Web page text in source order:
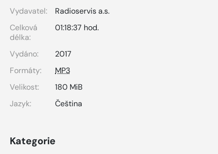
Vydavatel:
Radioservis a.s.
Celková
délka:
01:18:37 hod.
Vydáno:
2017
Formáty:
MP3
Velikost:
180 MiB
Jazyk:
Čeština
Kategorie